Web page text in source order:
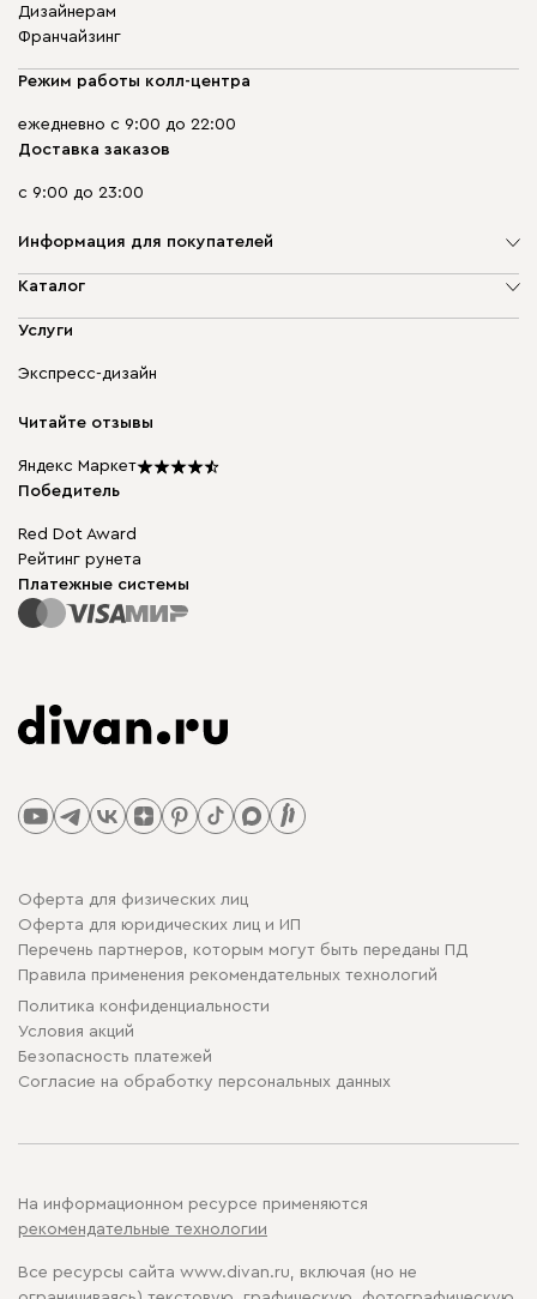
Дизайнерам
Франчайзинг
Режим работы колл-центра
ежедневно с 9:00 до 22:00
Доставка заказов
с 9:00 до 23:00
Информация для покупателей
О компании
Доставка и оплата
диван.клуб
Карьера
Мы в прессе
Каталог
Мягкая мебель
Бескаркасная мебель
Столы и стулья
Услуги
Экспресс-дизайн
Читайте отзывы
Яндекс Маркет
Победитель
Red Dot Award
Рейтинг рунета
Платежные системы
Оферта для физических лиц
Оферта для юридических лиц и ИП
Перечень партнеров, которым могут быть переданы ПД
Правила применения рекомендательных технологий
Политика конфиденциальности
Условия акций
Безопасность платежей
Cогласие на обработку персональных данных
На информационном ресурсе применяются
рекомендательные технологии
Все ресурсы сайта www.divan.ru, включая (но не